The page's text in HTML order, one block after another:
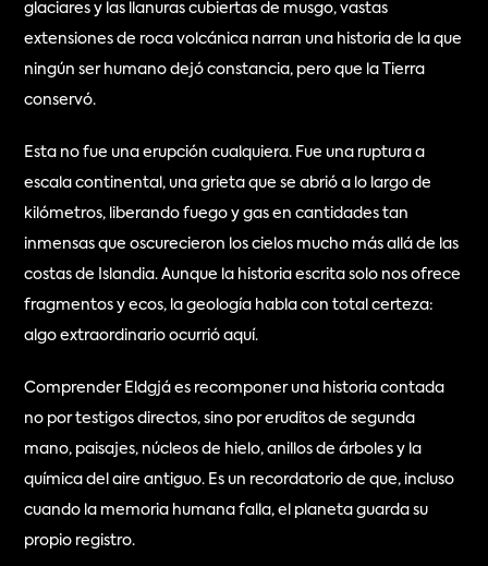
glaciares y las llanuras cubiertas de musgo, vastas
extensiones de roca volcánica narran una historia de la que
ningún ser humano dejó constancia, pero que la Tierra
conservó.
Esta no fue una erupción cualquiera. Fue una ruptura a
escala continental, una grieta que se abrió a lo largo de
kilómetros, liberando fuego y gas en cantidades tan
inmensas que oscurecieron los cielos mucho más allá de las
costas de Islandia. Aunque la historia escrita solo nos ofrece
fragmentos y ecos, la geología habla con total certeza:
algo extraordinario ocurrió aquí.
Comprender Eldgjá es recomponer una historia contada
no por testigos directos, sino por eruditos de segunda
mano, paisajes, núcleos de hielo, anillos de árboles y la
química del aire antiguo. Es un recordatorio de que, incluso
cuando la memoria humana falla, el planeta guarda su
propio registro.